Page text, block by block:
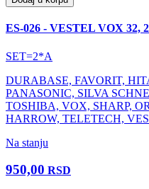
ES-026 - VESTEL VOX 32,
SET=2*A
DURABASE, FAVORIT,
PANASONIC, SILVA
TOSHIBA, VOX, SHARP,
HARROW, TELETECH,
Na stanju
950,00 RSD